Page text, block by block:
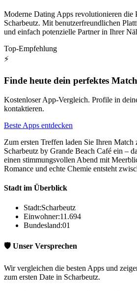
Moderne Dating Apps revolutionieren die
Scharbeutz. Mit benutzerfreundlichen
und einfach potenzielle Partner in Ihrer
Top-Empfehlung
⚡
Finde heute dein perfektes
Kostenloser App-Vergleich. Profile in
kontaktieren.
Beste Apps entdecken
Zum ersten Treffen laden Sie Ihren Match
Scharbeutz by Grande Beach Café ein –
einen stimmungsvollen Abend mit
Romance und echte Chemie entsteht
Stadt im Überblick
Stadt:Scharbeutz
Einwohner:11.694
Bundesland:01
🛡️ Unser Versprechen
Wir vergleichen die besten Apps und
zum ersten Date in Scharbeutz.